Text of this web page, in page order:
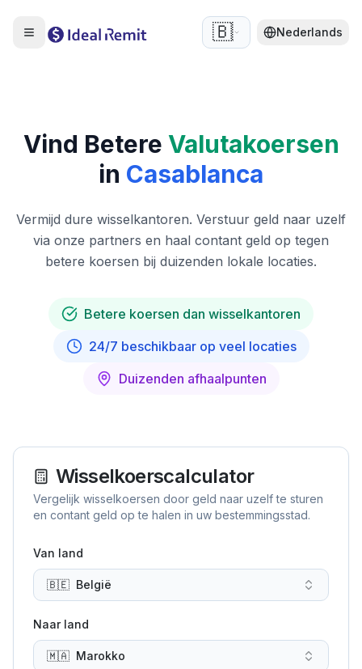
🇧🇪 Nederlands
Vind Betere Valutakoersen
in Casablanca
Vermijd dure wisselkantoren. Verstuur geld naar uzelf
via onze partners en haal contant geld op tegen
betere koersen bij duizenden lokale locaties.
Betere koersen dan wisselkantoren
24/7 beschikbaar op veel locaties
Duizenden afhaalpunten
Wisselkoerscalculator
Vergelijk wisselkoersen door geld naar uzelf te sturen
en contant geld op te halen in uw bestemmingsstad.
Van land
🇧🇪 België
Naar land
🇲🇦 Marokko